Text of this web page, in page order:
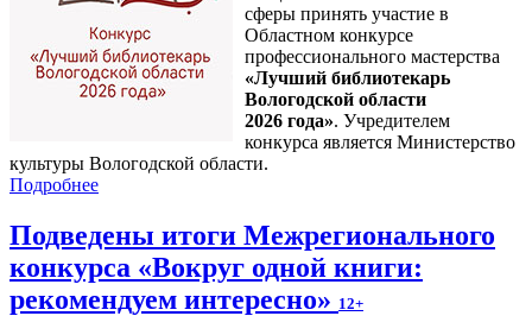
сферы принять участие в
Областном конкурсе
профессионального мастерства
«Лучший библиотекарь
Вологодской области
2026 года». Учредителем
конкурса является Министерство
культуры Вологодской области.
Подробнее
Подведены итоги Межрегионального
конкурса «Вокруг одной книги:
рекомендуем интересно» 12+